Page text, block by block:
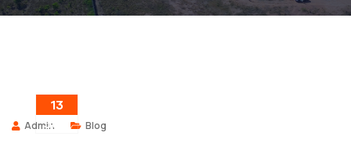
13
JUN
Admin Blog